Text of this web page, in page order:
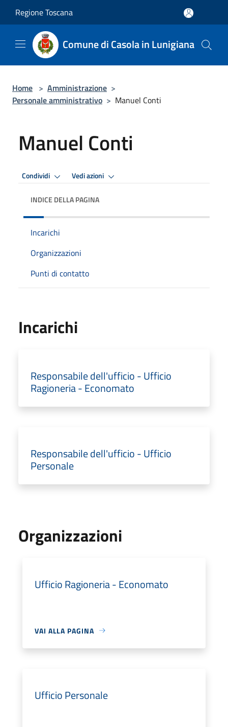
Regione Toscana
Comune di Casola in Lunigiana
Home > Amministrazione >
Personale amministrativo > Manuel Conti
Manuel Conti
Condividi Vedi azioni
INDICE DELLA PAGINA
Incarichi
Organizzazioni
Punti di contatto
Incarichi
Responsabile dell'ufficio - Ufficio
Ragioneria - Economato
Responsabile dell'ufficio - Ufficio
Personale
Organizzazioni
Ufficio Ragioneria - Economato
VAI ALLA PAGINA
Ufficio Personale